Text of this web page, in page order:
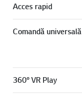
Acces rapid
Comandă universală
360° VR Play